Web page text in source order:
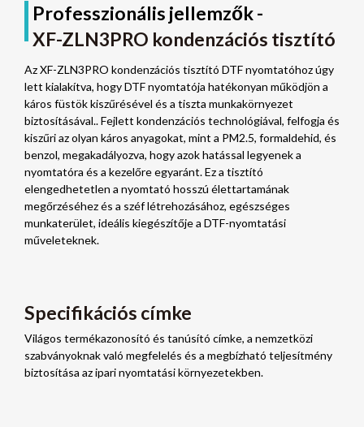
Professzionális jellemzők -
XF-ZLN3PRO kondenzációs tisztító
Az XF-ZLN3PRO kondenzációs tisztító DTF nyomtatóhoz úgy
lett kialakítva, hogy DTF nyomtatója hatékonyan működjön a
káros füstök kiszűrésével és a tiszta munkakörnyezet
biztosításával.. Fejlett kondenzációs technológiával, felfogja és
kiszűri az olyan káros anyagokat, mint a PM2.5, formaldehid, és
benzol, megakadályozva, hogy azok hatással legyenek a
nyomtatóra és a kezelőre egyaránt. Ez a tisztító
elengedhetetlen a nyomtató hosszú élettartamának
megőrzéséhez és a széf létrehozásához, egészséges
munkaterület, ideális kiegészítője a DTF-nyomtatási
műveleteknek.
Specifikációs címke
Világos termékazonosító és tanúsító címke, a nemzetközi
szabványoknak való megfelelés és a megbízható teljesítmény
biztosítása az ipari nyomtatási környezetekben.